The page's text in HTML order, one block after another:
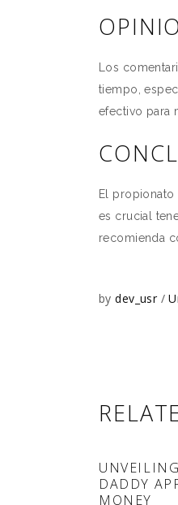
Los
tiempo,
efectivo para
El propionato
es crucial
recomienda
bydev_usr
DADDY
MONEY